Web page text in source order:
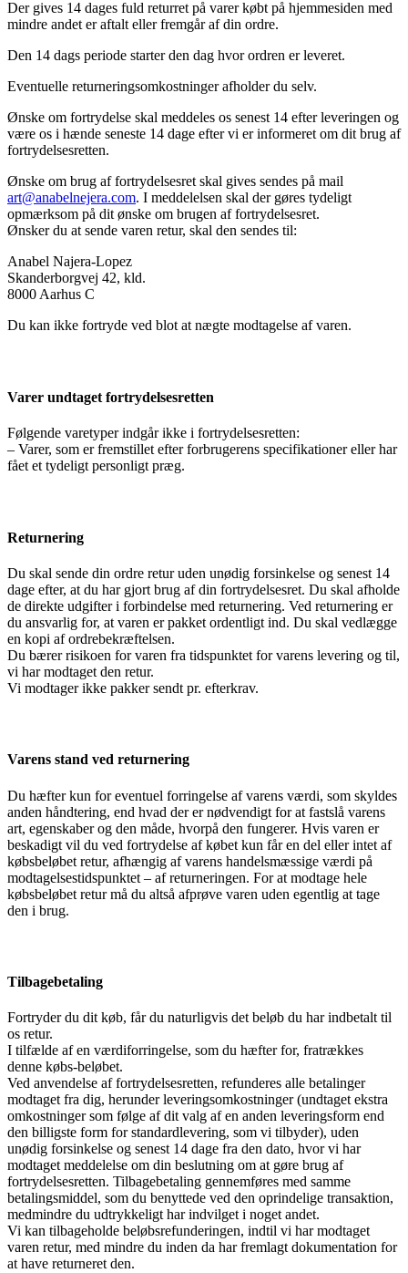
Der gives 14 dages fuld returret på varer købt på hjemmesiden med
mindre andet er aftalt eller fremgår af din ordre.
Den 14 dags periode starter den dag hvor ordren er leveret.
Eventuelle returneringsomkostninger afholder du selv.
Ønske om fortrydelse skal meddeles os senest 14 efter leveringen og
være os i hænde seneste 14 dage efter vi er informeret om dit brug af
fortrydelsesretten.
Ønske om brug af fortrydelsesret skal gives sendes på mail
art@anabelnejera.com. I meddelelsen skal der gøres tydeligt
opmærksom på dit ønske om brugen af fortrydelsesret.
Ønsker du at sende varen retur, skal den sendes til:
Anabel Najera-Lopez
Skanderborgvej 42, kld.
8000 Aarhus C
Du kan ikke fortryde ved blot at nægte modtagelse af varen.
Varer undtaget fortrydelsesretten
Følgende varetyper indgår ikke i fortrydelsesretten:
– Varer, som er fremstillet efter forbrugerens specifikationer eller har
fået et tydeligt personligt præg.
Returnering
Du skal sende din ordre retur uden unødig forsinkelse og senest 14
dage efter, at du har gjort brug af din fortrydelsesret. Du skal afholde
de direkte udgifter i forbindelse med returnering. Ved returnering er
du ansvarlig for, at varen er pakket ordentligt ind. Du skal vedlægge
en kopi af ordrebekræftelsen.
Du bærer risikoen for varen fra tidspunktet for varens levering og til,
vi har modtaget den retur.
Vi modtager ikke pakker sendt pr. efterkrav.
Varens stand ved returnering
Du hæfter kun for eventuel forringelse af varens værdi, som skyldes
anden håndtering, end hvad der er nødvendigt for at fastslå varens
art, egenskaber og den måde, hvorpå den fungerer. Hvis varen er
beskadigt vil du ved fortrydelse af købet kun får en del eller intet af
købsbeløbet retur, afhængig af varens handelsmæssige værdi på
modtagelsestidspunktet – af returneringen. For at modtage hele
købsbeløbet retur må du altså afprøve varen uden egentlig at tage
den i brug.
Tilbagebetaling
Fortryder du dit køb, får du naturligvis det beløb du har indbetalt til
os retur.
I tilfælde af en værdiforringelse, som du hæfter for, fratrækkes
denne købs-beløbet.
Ved anvendelse af fortrydelsesretten, refunderes alle betalinger
modtaget fra dig, herunder leveringsomkostninger (undtaget ekstra
omkostninger som følge af dit valg af en anden leveringsform end
den billigste form for standardlevering, som vi tilbyder), uden
unødig forsinkelse og senest 14 dage fra den dato, hvor vi har
modtaget meddelelse om din beslutning om at gøre brug af
fortrydelsesretten. Tilbagebetaling gennemføres med samme
betalingsmiddel, som du benyttede ved den oprindelige transaktion,
medmindre du udtrykkeligt har indvilget i noget andet.
Vi kan tilbageholde beløbsrefunderingen, indtil vi har modtaget
varen retur, med mindre du inden da har fremlagt dokumentation for
at have returneret den.